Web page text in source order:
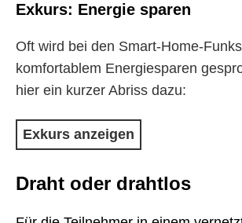
Exkurs: Energie sparen
Oft wird bei den Smart-Home-
komfortablem Energiesparen
hier ein kurzer Abriss dazu:
Um Strom zu sparen, sollten Sie
Geräte, die Sie gerade nicht nutzen,
vom Stromnetz laufen Sie nicht
elektrisches Gerät im Standby-
Exkurs anzeigen
Draht oder drahtlos